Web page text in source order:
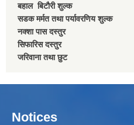
बहाल बिटाैरी शुल्क
सडक मर्मत तथा पर्यावरणिय शुल्क
नक्शा पास दस्तुर
सिफारिस दस्तुर
जरिवाना तथा छुट
Notices